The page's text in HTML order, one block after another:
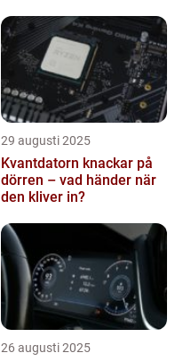
29 augusti 2025
Kvantdatorn knackar på
dörren – vad händer när
den kliver in?
26 augusti 2025